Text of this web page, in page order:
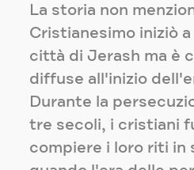
La storia non
Cristianesimo iniziò
città di Jerash ma è
diffuse all'inizio
Durante la
tre secoli, i cristiani
compiere i loro riti in